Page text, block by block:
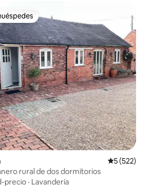
preferido
5 (522)
rural de dos dormitorios
precio · Lavandería